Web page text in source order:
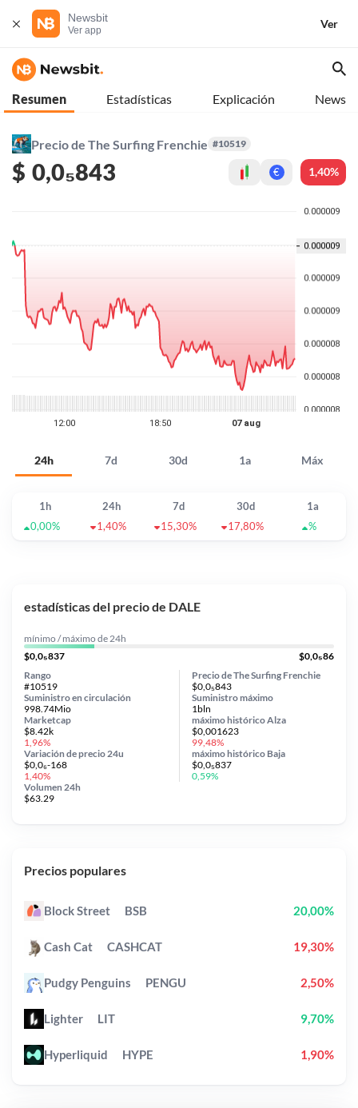
Newsbit
Ver app
Ver
Resumen Estadísticas Explicación News
Precio de The Surfing Frenchie #10519
$ 0,0₅843 € 1,40%
24h 7d 30d 1a Máx
1h 24h 7d 30d
1a
0,00%
1,40% 15,30% 17,80% %
estadísticas del precio de DALE
mínimo / máximo de 24h
$0,0₅837
$0,0₅86
Precio de The Surfing Frenchie
$0,0₅843
Suministro en circulación
998.74Mio
Variación de precio 24u
$0,0₆-168
1,40%
Suministro máximo
1bln
Marketcap
$8.42k
1,96%
Volumen 24h
$63.29
Rango
#10519
máximo históricoAlza
$0,001623
99,48%
máximo histórico Baja
$0,0₅837
0,59%
Precios populares
Block Street BSB 20,00%
Cash Cat CASHCAT 19,30%
Pudgy Penguins PENGU 2,50%
Lighter LIT 9,70%
Hyperliquid HYPE 1,90%